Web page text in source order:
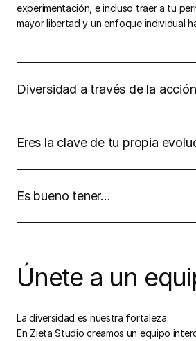
experimentación, e incluso traer a tu
mayor libertad y un enfoque individual
Diversidad a través de la acción
Eres la clave de tu propia
Es bueno tener…
Únete a un
La diversidad es nuestra fortaleza.
En Zieta Studio creamos un equipo